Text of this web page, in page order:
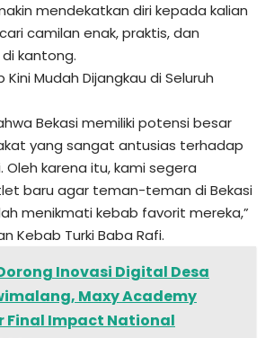
mendekatkan diri kepada kalian
camilan enak, praktis, dan
kantong.
Mudah Dijangkau di Seluruh
Bekasi memiliki potensi besar
yang sangat antusias terhadap
Oleh karena itu, kami segera
baru agar teman-teman di Bekasi
menikmati kebab favorit mereka,”
Kebab Turki Baba Rafi.
Inovasi Digital Desa
Maxy Academy
Final Impact National